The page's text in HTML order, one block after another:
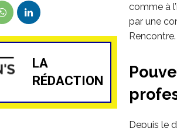
LA
RÉDACTION
comme à
par une
Rencontre.
Depuis le